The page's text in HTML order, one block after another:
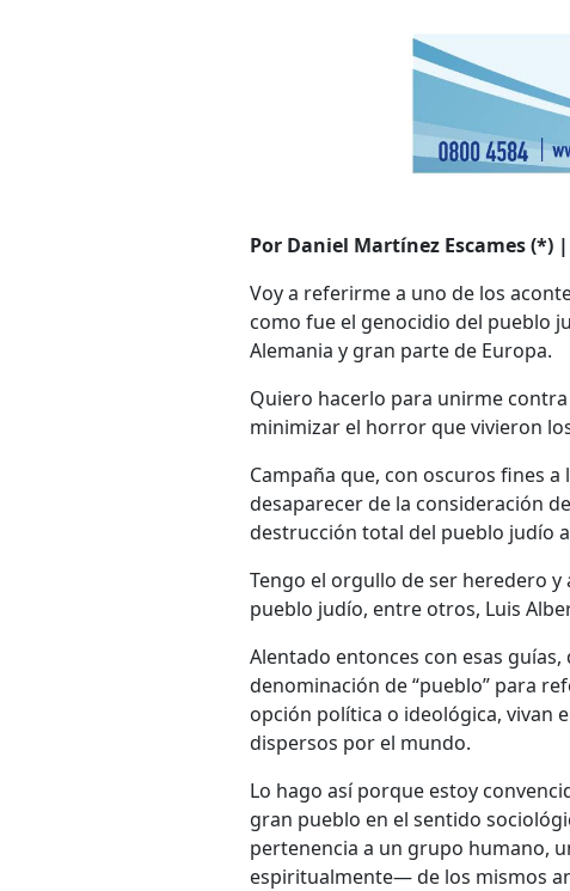
Por Daniel Martínez Escames (*) |
Voy a referirme a uno de los
como fue el genocidio del pueblo
Alemania y gran parte de Europa.
Quiero hacerlo para unirme
minimizar el horror que vivieron
Campaña que, con oscuros fines
desaparecer de la consideración
destrucción total del pueblo judío
Tengo el orgullo de ser heredero
pueblo judío, entre otros, Luis
Alentado entonces con esas
denominación de “pueblo” para
opción política o ideológica, vivan
dispersos por el mundo.
Lo hago así porque estoy
gran pueblo en el sentido
pertenencia a un grupo humano,
espiritualmente— de los mismos